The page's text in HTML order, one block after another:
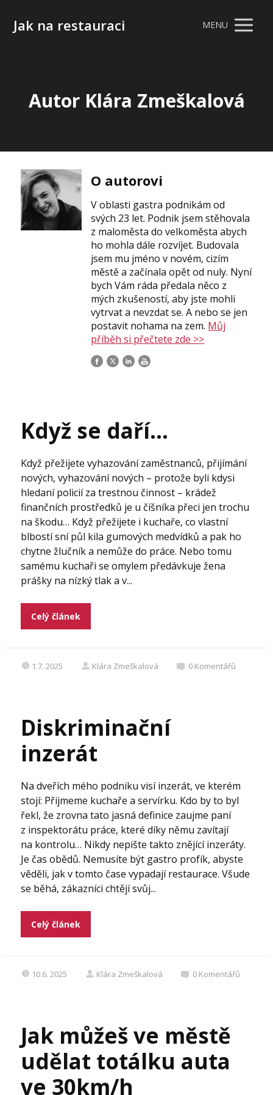
Jak na restauraci MENU
Autor Klára Zmeškalová
O autorovi
V oblasti gastra podnikám od
svých 23 let. Podnik jsem stěhovala
z maloměsta do velkoměsta abych
ho mohla dále rozvíjet. Budovala
jsem mu jméno v novém, cizím
městě a začínala opět od nuly. Nyní
bych Vám ráda předala něco z
mých zkušeností, aby jste mohli
vytrvat a nevzdat se. A nebo se jen
postavit nohama na zem. Můj
příběh si přečtete zde >>
Když se daří…
Když přežijete vyhazování zaměstnanců, přijímání
nových, vyhazování nových – protože byli kdysi
hledaní policií za trestnou činnost – krádež
finančních prostředků je u číšníka přeci jen trochu
na škodu… Když přežijete i kuchaře, co vlastní
blbostí sní půl kila gumových medvídků a pak ho
chytne žlučník a nemůže do práce. Nebo tomu
samému kuchaři se omylem předávkuje žena
prášky na nízký tlak a v...
Celý článek
1.7. 2025 Klára Zmeškalová 0 Komentářů
Diskriminační
inzerát
Na dveřích mého podniku visí inzerát, ve kterém
stojí: Přijmeme kuchaře a servírku. Kdo by to byl
řekl, že zrovna tato jasná definice zaujme paní
z inspektorátu práce, které díky němu zavítají
na kontrolu… Nikdy nepište takto znějící inzeráty.
Je čas obědů. Nemusíte být gastro profík, abyste
věděli, jak v tomto čase vypadají restaurace. Všude
se běhá, zákazníci chtějí svůj...
Celý článek
10.6. 2025 Klára Zmeškalová 0 Komentářů
Jak můžeš ve městě
udělat totálku auta
ve 30km/h